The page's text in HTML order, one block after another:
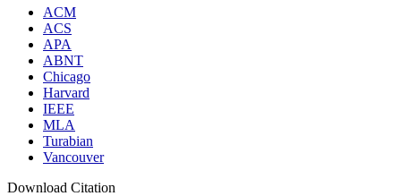
ACM
ACS
APA
ABNT
Chicago
Harvard
IEEE
MLA
Turabian
Vancouver
Download Citation